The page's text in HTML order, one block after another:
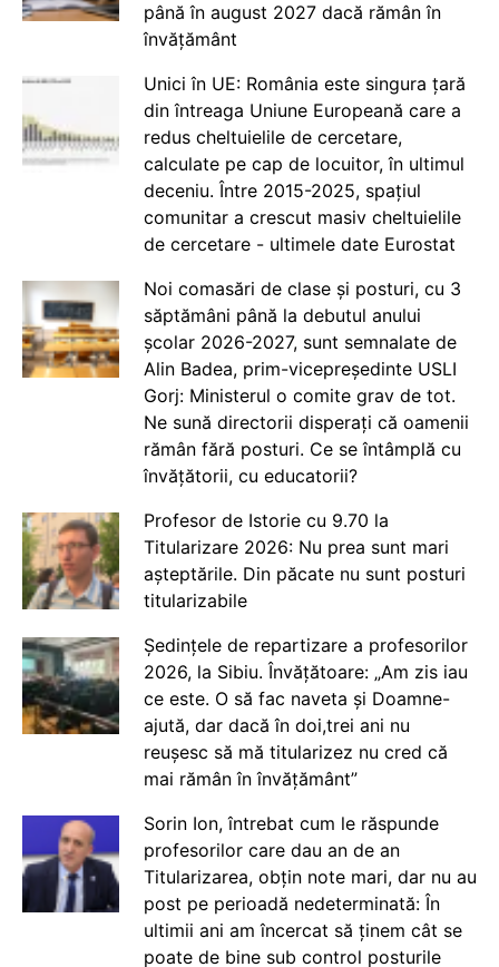
până în august 2027 dacă rămân în
învățământ
Unici în UE: România este singura țară
din întreaga Uniune Europeană care a
redus cheltuielile de cercetare,
calculate pe cap de locuitor, în ultimul
deceniu. Între 2015-2025, spațiul
comunitar a crescut masiv cheltuielile
de cercetare - ultimele date Eurostat
Noi comasări de clase și posturi, cu 3
săptămâni până la debutul anului
școlar 2026-2027, sunt semnalate de
Alin Badea, prim-vicepreședinte USLI
Gorj: Ministerul o comite grav de tot.
Ne sună directorii disperați că oamenii
rămân fără posturi. Ce se întâmplă cu
învățătorii, cu educatorii?
Profesor de Istorie cu 9.70 la
Titularizare 2026: Nu prea sunt mari
așteptările. Din păcate nu sunt posturi
titularizabile
Ședințele de repartizare a profesorilor
2026, la Sibiu. Învățătoare: „Am zis iau
ce este. O să fac naveta și Doamne-
ajută, dar dacă în doi,trei ani nu
reușesc să mă titularizez nu cred că
mai rămân în învățământ”
Sorin Ion, întrebat cum le răspunde
profesorilor care dau an de an
Titularizarea, obțin note mari, dar nu au
post pe perioadă nedeterminată: În
ultimii ani am încercat să ținem cât se
poate de bine sub control posturile